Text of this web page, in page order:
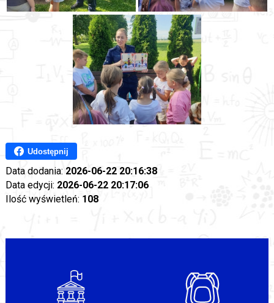
Udostępnij
Data dodania: 2026-06-22 20:16:38
Data edycji: 2026-06-22 20:17:06
Ilość wyświetleń: 108